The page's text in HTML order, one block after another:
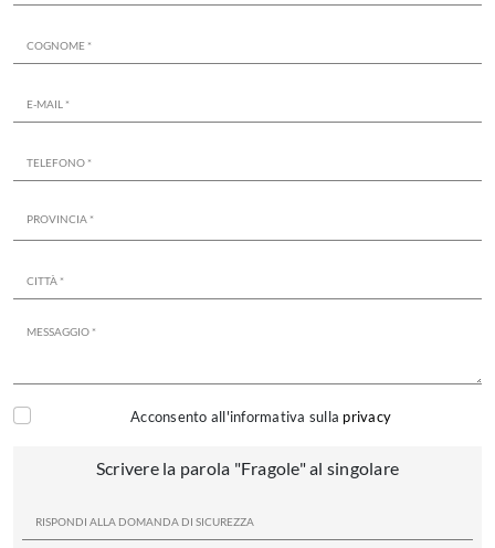
Acconsento all'informativa sulla privacy
Scrivere la parola "Fragole" al singolare